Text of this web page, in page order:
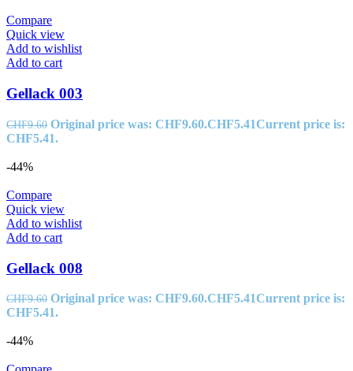
Compare
Quick view
Add to wishlist
Add to cart
Gellack 003
CHF9.60 Original price was: CHF9.60.CHF5.41Current price is:
CHF5.41.
-44%
Compare
Quick view
Add to wishlist
Add to cart
Gellack 008
CHF9.60 Original price was: CHF9.60.CHF5.41Current price is:
CHF5.41.
-44%